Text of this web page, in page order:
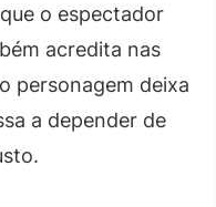
o espectador
acredita nas
personagem deixa
a depender de